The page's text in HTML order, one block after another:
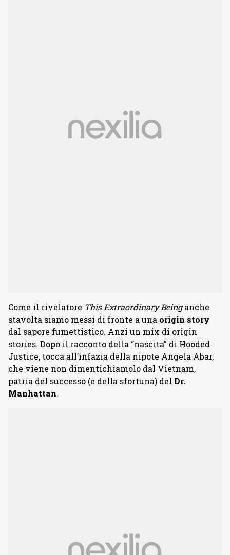
Come il rivelatore This Extraordinary Beinganche
stavolta siamo messi di fronte a una origin story
dal sapore fumettistico. Anzi un mix di origin
stories. Dopo il racconto della “nascita” di Hooded
Justice, tocca all’infazia della nipote Angela Abar,
che viene non dimentichiamolo dal Vietnam,
patria del successo (e della sfortuna) del Dr.
Manhattan.